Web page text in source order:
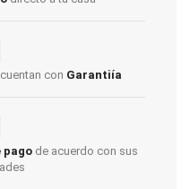
con Garantiía
pagode acuerdo con sus